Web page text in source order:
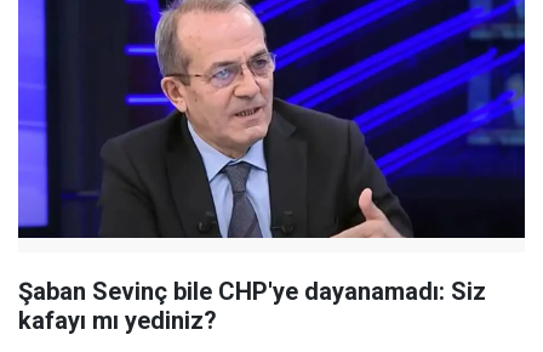
Şaban Sevinç bile CHP'ye dayanamadı: Siz
kafayı mı yediniz?